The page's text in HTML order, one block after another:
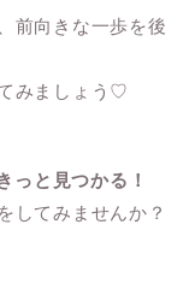
前向きな一歩を後
みましょう♡
っと見つかる！
してみませんか？